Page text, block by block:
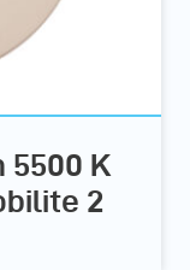
5500 K
2